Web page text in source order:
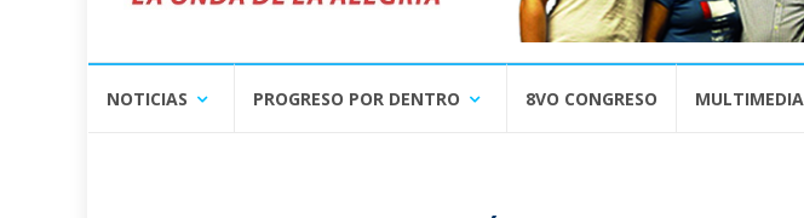
NOTICIAS PROGRESO POR DENTRO 8VO CONGRESO MULTIMEDIA